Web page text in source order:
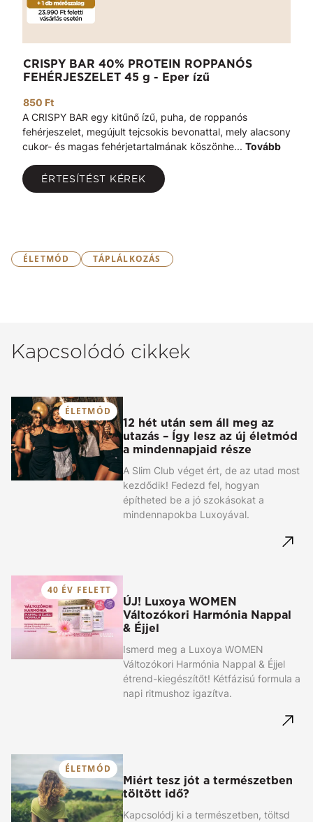
CRISPY BAR 40% PROTEIN ROPPANÓS
FEHÉRJESZELET 45 g - Eper ízű
850 Ft
A CRISPY BAR egy kitűnő ízű, puha, de roppanós
fehérjeszelet, megújult tejcsokis bevonattal, mely alacsony
cukor- és magas fehérjetartalmának köszönhe... Tovább
ÉRTESÍTÉST KÉREK
ÉLETMÓD TÁPLÁLKOZÁS
Kapcsolódó cikkek
ÉLETMÓD
12 hét után sem áll meg az
utazás – Így lesz az új életmód
a mindennapjaid része
A Slim Club véget ért, de az utad most
kezdődik! Fedezd fel, hogyan
építheted be a jó szokásokat a
mindennapokba Luxoyával.
40 ÉV FELETT
ÚJ! Luxoya WOMEN
Változókori Harmónia Nappal
& Éjjel
Ismerd meg a Luxoya WOMEN
Változókori Harmónia Nappal & Éjjel
étrend-kiegészítőt! Kétfázisú formula a
napi ritmushoz igazítva.
ÉLETMÓD
Miért tesz jót a természetben
töltött idő?
Kapcsolódj ki a természetben, töltsd